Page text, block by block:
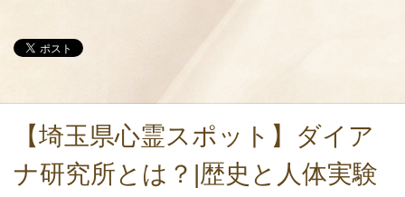
【埼玉県心霊スポット】ダイア
ナ研究所とは？|歴史と人体実験